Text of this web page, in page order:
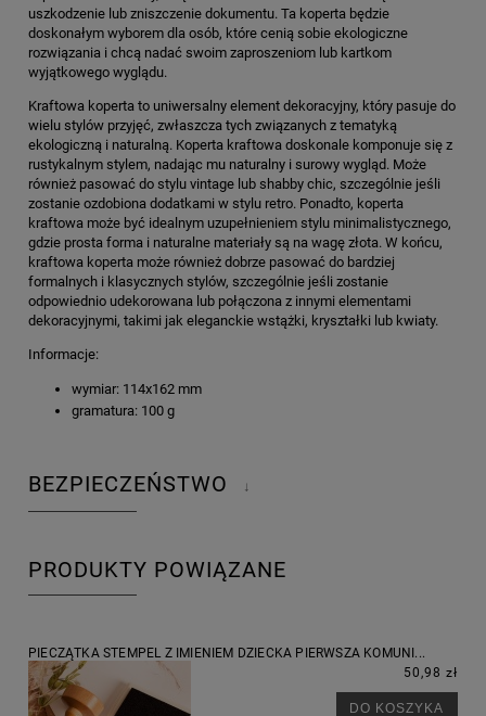
uszkodzenie lub zniszczenie dokumentu. Ta koperta będzie
doskonałym wyborem dla osób, które cenią sobie ekologiczne
rozwiązania i chcą nadać swoim zaproszeniom lub kartkom
wyjątkowego wyglądu.
Kraftowa koperta to uniwersalny element dekoracyjny, który pasuje do
wielu stylów przyjęć, zwłaszcza tych związanych z tematyką
ekologiczną i naturalną. Koperta kraftowa doskonale komponuje się z
rustykalnym stylem, nadając mu naturalny i surowy wygląd. Może
również pasować do stylu vintage lub shabby chic, szczególnie jeśli
zostanie ozdobiona dodatkami w stylu retro. Ponadto, koperta
kraftowa może być idealnym uzupełnieniem stylu minimalistycznego,
gdzie prosta forma i naturalne materiały są na wagę złota. W końcu,
kraftowa koperta może również dobrze pasować do bardziej
formalnych i klasycznych stylów, szczególnie jeśli zostanie
odpowiednio udekorowana lub połączona z innymi elementami
dekoracyjnymi, takimi jak eleganckie wstążki, kryształki lub kwiaty.
Informacje:
wymiar: 114x162 mm
gramatura: 100 g
BEZPIECZEŃSTWO ↓
PRODUKTY POWIĄZANE
PIECZĄTKA STEMPEL Z IMIENIEM DZIECKA PIERWSZA KOMUNI...
50,98 zł
DO KOSZYKA